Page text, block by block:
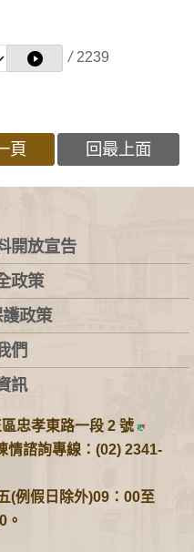
/ 2239
頁 回最上面
開放宣告
政策
政策
們
訊
忠孝東路一段 2 號
情諮詢專線：(02) 2341-
(例假日除外)09：00至
。